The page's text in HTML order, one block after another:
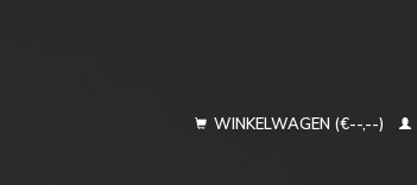
WINKELWAGEN (€--,--)